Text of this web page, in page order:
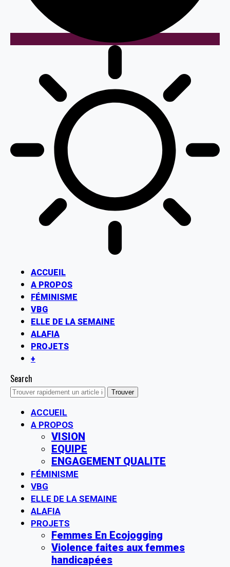
ACCUEIL
A PROPOS
FÉMINISME
VBG
ELLE DE LA SEMAINE
ALAFIA
PROJETS
+
Search
ACCUEIL
A PROPOS
VISION
EQUIPE
ENGAGEMENT QUALITE
FÉMINISME
VBG
ELLE DE LA SEMAINE
ALAFIA
PROJETS
Femmes En Ecojogging
Violence faites aux femmes
handicapées